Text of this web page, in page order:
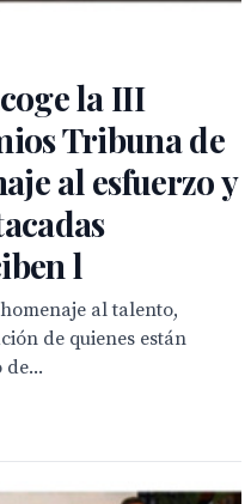
la III
Tribuna de
al esfuerzo y
l
al talento,
de quienes están